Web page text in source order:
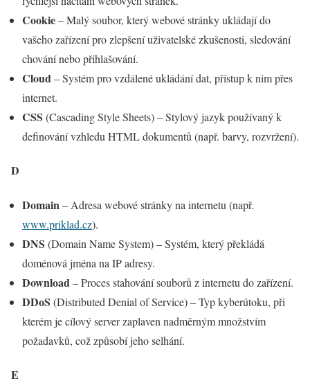
Cookie– Malý soubor, který webové stránky ukládají do
vašeho zařízení pro zlepšení uživatelské zkušenosti, sledování
chování nebo přihlašování.
Cloud– Systém pro vzdálené ukládání dat, přístup k nim přes
internet.
CSS (Cascading Style Sheets) – Stylový jazyk používaný k
definování vzhledu HTML dokumentů (např. barvy, rozvržení).
D
Domain – Adresa webové stránky na internetu (např.
www.priklad.cz).
DNS (Domain Name System) – Systém, který překládá
doménová jména na IP adresy.
Download – Proces stahování souborů z internetu do zařízení.
DDoS (Distributed Denial of Service) – Typ kyberútoku, při
kterém je cílový server zaplaven nadměrným množstvím
požadavků, což způsobí jeho selhání.
E